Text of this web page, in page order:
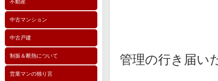
不動産
中古マンション
中古戸建
制振＆断熱について
営業マンの独り言
管理の行き届い